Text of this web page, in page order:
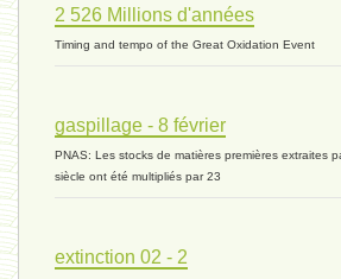
vivant 07 - 22 octobre 2023 *
vivant 06 - 19 octobre 2023 *
2 526 Millions d'années
Timing and tempo of the Great Oxidation Event
gaspillage - 8 février
PNAS: Les stocks de matières premières extraites
siècle ont été multipliés par 23
extinction 02 - 2